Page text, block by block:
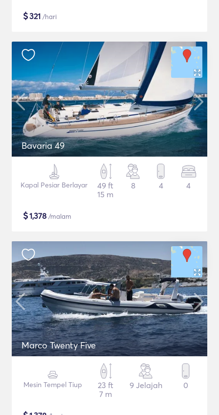
$321 /hari
Bavaria 49
Kapal Pesiar Berlayar
49 ft
15 m
8 4 4
$1,378 /malam
Marco Twenty Five
Mesin Tempel Tiup
23 ft
7 m
9 Jelajah 0